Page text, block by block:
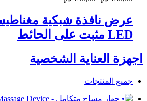
عرض نافذة شبكية
LED مثبت على الحائط
اجهزة العناية الشخصية
جميع المنتجات